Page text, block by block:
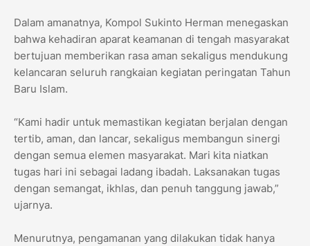
Dalam amanatnya, Kompol Sukinto Herman menegaskan
bahwa kehadiran aparat keamanan di tengah masyarakat
bertujuan memberikan rasa aman sekaligus mendukung
kelancaran seluruh rangkaian kegiatan peringatan Tahun
Baru Islam.
“Kami hadir untuk memastikan kegiatan berjalan dengan
tertib, aman, dan lancar, sekaligus membangun sinergi
dengan semua elemen masyarakat. Mari kita niatkan
tugas hari ini sebagai ladang ibadah. Laksanakan tugas
dengan semangat, ikhlas, dan penuh tanggung jawab,”
ujarnya.
Menurutnya, pengamanan yang dilakukan tidak hanya